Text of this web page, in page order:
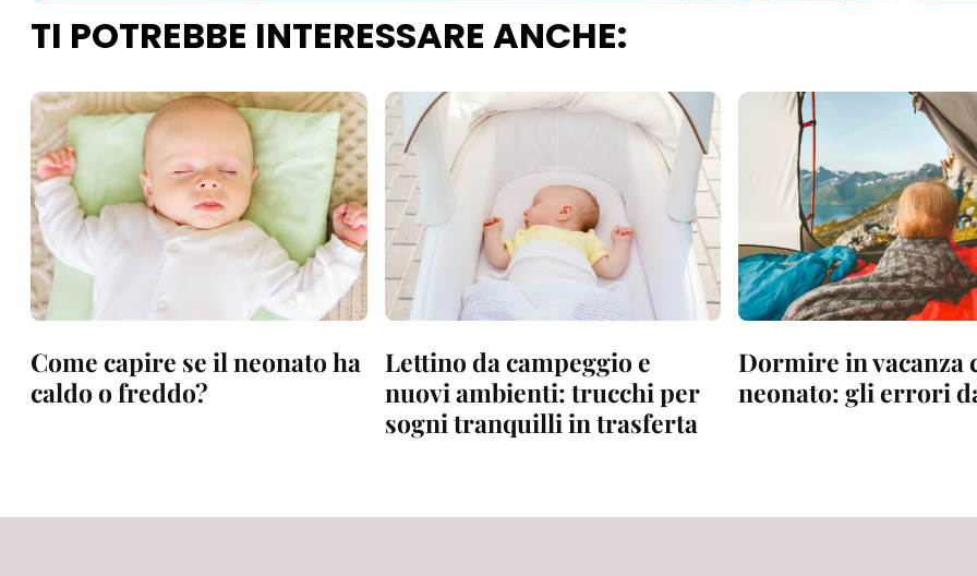
TI POTREBBE INTERESSARE ANCHE:
Come capire se il neonato ha
caldo o freddo?
Lettino da campeggio e
nuovi ambienti: trucchi per
sogni tranquilli in trasferta
Dormire in vacanza
neonato: gli errori